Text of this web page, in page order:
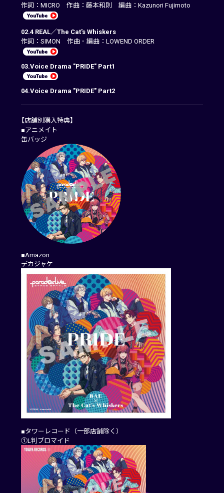
作詞：MICRO 作曲：藤本和則 編曲：Kazunori Fujimoto
02.4 REAL／The Cat's Whiskers
作詞：SIMON 作曲 ･ 編曲：LOWEND ORDER
03.Voice Drama "PRIDE" Part1
04.Voice Drama "PRIDE" Part2
【店舗別購入特典】
■アニメイト
缶バッジ
■Amazon
デカジャケ
■タワーレコード（一部店舗除く）
①L判ブロマイド